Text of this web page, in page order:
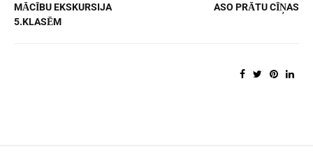
MĀCĪBU EKSKURSIJA
5.KLASĒM
ASO PRĀTU CĪŅAS